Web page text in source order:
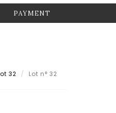
PAYMENT
32 Lot n° 32